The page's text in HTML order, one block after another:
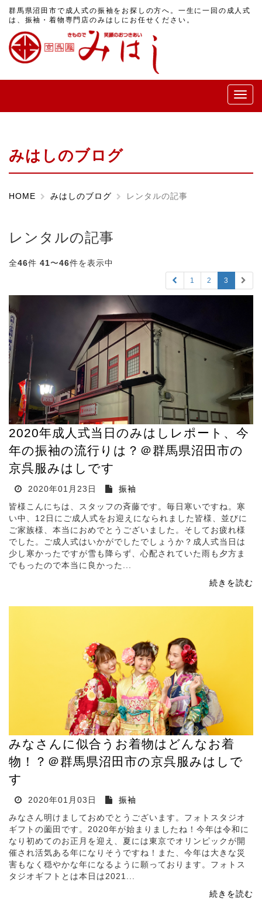
群馬県沼田市で成人式の振袖をお探しの方へ。一生に一回の成人式
は、振袖・着物専門店のみはしにお任せください。
メ
ニ
みはしのブログ
HOME みはしのブログ レンタルの記事
レンタルの記事
全46件 41〜46件を表示中
1 2 3
2020年成人式当日のみはしレポート、今
年の振袖の流行りは？＠群馬県沼田市の
京呉服みはしです
2020年01月23日
振袖
皆様こんにちは、スタッフの斉藤です。毎日寒いですね。寒
い中、12日にご成人式をお迎えになられました皆様、並びに
ご家族様、本当におめでとうございました。そしてお疲れ様
でした。ご成人式はいかがでしたでしょうか？成人式当日は
少し寒かったですが雪も降らず、心配されていた雨も夕方ま
でもったので本当に良かった...
続きを読む
みなさんに似合うお着物はどんなお着
物！？＠群馬県沼田市の京呉服みはしで
す
2020年01月03日
振袖
みなさん明けましておめでとうございます。フォトスタジオ
ギフトの薗田です。2020年が始まりましたね！今年は令和に
なり初めてのお正月を迎え、夏には東京でオリンピックが開
催され活気ある年になりそうですね！また、今年は大きな災
害もなく穏やかな年になるように願っております。フォトス
タジオギフトとは本日は2021...
続きを読む